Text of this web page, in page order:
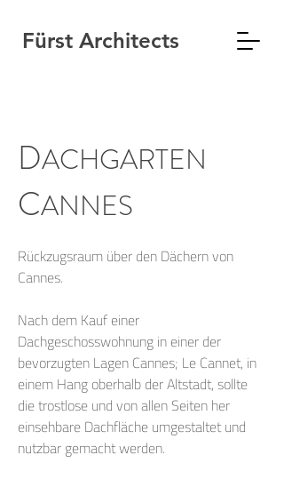
Fürst Architects
DACHGARTEN
CANNES
Rückzugsraum über den Dächern von
Cannes.
Nach dem Kauf einer
Dachgeschosswohnung in einer der
bevorzugten Lagen Cannes; Le Cannet, in
einem Hang oberhalb der Altstadt, sollte
die trostlose und von allen Seiten her
einsehbare Dachfläche umgestaltet und
nutzbar gemacht werden.